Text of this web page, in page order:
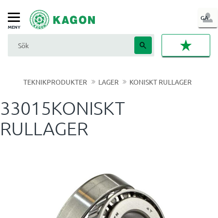
Meny
GA
IN
TEKNIKPRODUKTER LAGER KONISKT RULLAGER
33015KONISKT
RULLAGER